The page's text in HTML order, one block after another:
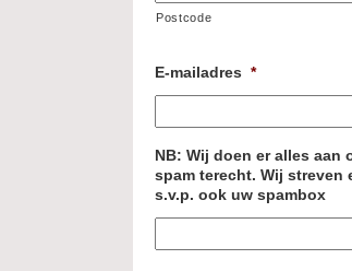
Postcode
E-mailadres *
NB: Wij doen er alles aan
spam terecht. Wij streven
s.v.p. ook uw spambox